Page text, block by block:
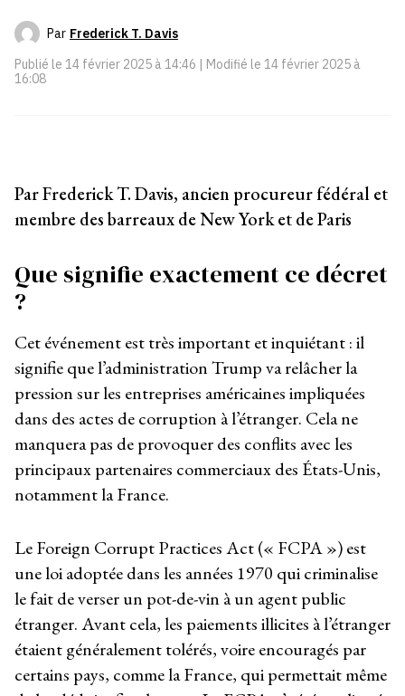
Par Frederick T. Davis
Publié le 14 février 2025 à 14:46 | Modifié le 14 février 2025 à
16:08
Par Frederick T. Davis, ancien procureur fédéral et
membre des barreaux de New York et de Paris
Que signifie exactement ce décret
?
Cet événement est très important et inquiétant : il
signifie que l’administration Trump va relâcher la
pression sur les entreprises américaines impliquées
dans des actes de corruption à l’étranger. Cela ne
manquera pas de provoquer des conflits avec les
principaux partenaires commerciaux des États-Unis,
notamment la France.
Le Foreign Corrupt Practices Act (« FCPA ») est
une loi adoptée dans les années 1970 qui criminalise
le fait de verser un pot-de-vin à un agent public
étranger. Avant cela, les paiements illicites à l’étranger
étaient généralement tolérés, voire encouragés par
certains pays, comme la France, qui permettait même